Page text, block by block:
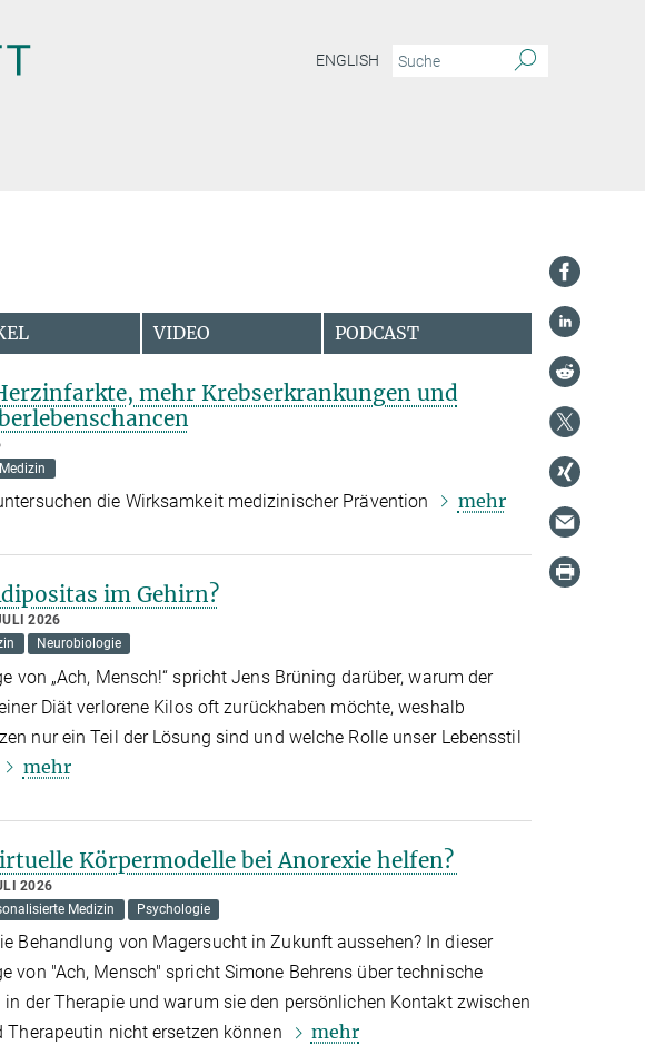
ENGLISH
VIDEO PODCAST
mehr Krebserkrankungen und
Medizin
die Wirksamkeit medizinischer Prävention mehr
im Gehirn?
2026
Neurobiologie
von „Ach, Mensch!“ spricht Jens Brüning darüber, warum der
Diät verlorene Kilos oft zurückhaben möchte, weshalb
nur ein Teil der Lösung sind und welche Rolle unser Lebensstil
mehr
Körpermodelle bei Anorexie helfen?
2026
Medizin Psychologie
Behandlung von Magersucht in Zukunft aussehen? In dieser
von "Ach, Mensch" spricht Simone Behrens über technische
in der Therapie und warum sie den persönlichen Kontakt zwischen
Therapeutin nicht ersetzen können
mehr